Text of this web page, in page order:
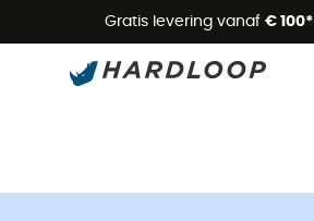
Gratis levering vanaf € 100*